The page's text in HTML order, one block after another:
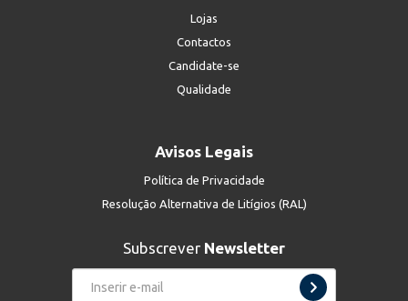
Lojas
Contactos
Candidate-se
Qualidade
Avisos Legais
Política de Privacidade
Resolução Alternativa de Litígios (RAL)
Subscrever Newsletter